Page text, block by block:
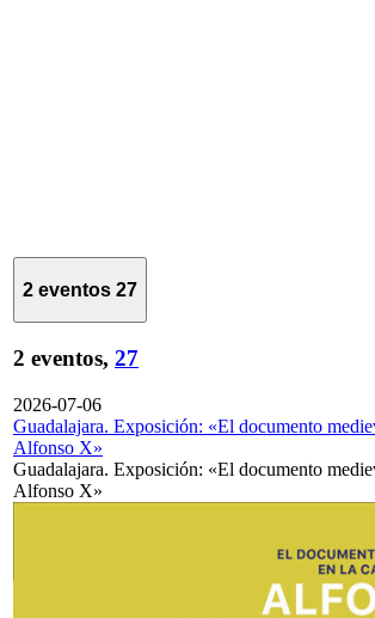
2 eventos 27
2 eventos, 27
2026-07-06
Guadalajara. Exposición: «El documento
Alfonso X»
Guadalajara. Exposición: «El documento
Alfonso X»